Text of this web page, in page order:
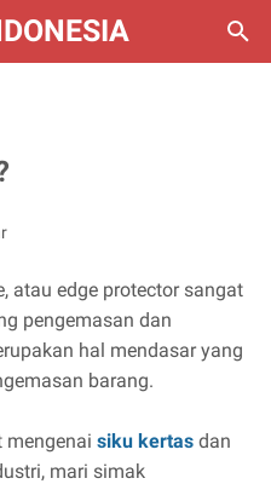
atau edge protector sangat
pengemasan dan
hal mendasar yang
barang.
mengenai siku kertas dan
mari simak